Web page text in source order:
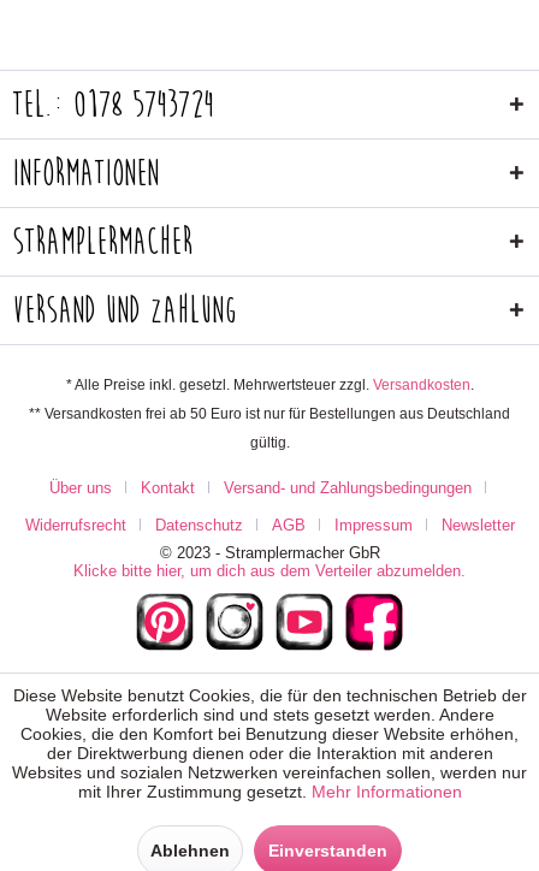
Tel.: 0178 5743724
Informationen
Stramplermacher
Versand und Zahlung
* Alle Preise inkl. gesetzl. Mehrwertsteuer zzgl. Versandkosten.
** Versandkosten frei ab 50 Euro ist nur für Bestellungen aus Deutschland
gültig.
Über uns Kontakt Versand- und Zahlungsbedingungen
Widerrufsrecht Datenschutz AGB Impressum
Newsletter
© 2023 - Stramplermacher GbR
Klicke bitte hier, um dich aus dem Verteiler abzumelden.
Diese Website benutzt Cookies, die für den technischen Betrieb der
Website erforderlich sind und stets gesetzt werden. Andere
Cookies, die den Komfort bei Benutzung dieser Website erhöhen,
der Direktwerbung dienen oder die Interaktion mit anderen
Websites und sozialen Netzwerken vereinfachen sollen, werden nur
mit Ihrer Zustimmung gesetzt. Mehr Informationen
Ablehnen Einverstanden